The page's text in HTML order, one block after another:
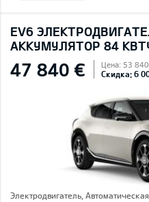
EV6
AККУМУЛЯТОР 84 КВТЧ
47 840 € Цена: 53
Скидка: 6
Электродвигатель, Автоматическая